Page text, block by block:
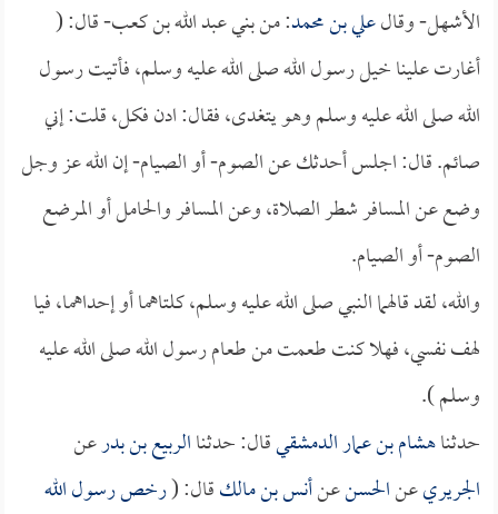
الأشهل- وقالعلي بن محمد: من بني عبد الله بن كعب- قال: (
أغارت علينا خيل رسول الله صلى الله عليه وسلم، فأتيت رسول
الله صلى الله عليه وسلم وهو يتغدى، فقال: ادن فكل، قلت: إني
صائم. قال: اجلس أحدثك عن الصوم- أو الصيام- إن الله عز وجل
وضع عن المسافر شطر الصلاة، وعن المسافر والحامل أو المرضع
الصوم- أو الصيام.
والله، لقد قالهما النبي صلى الله عليه وسلم، كلتاهما أو إحداهما، فيا
لهف نفسي، فهلا كنت طعمت من طعام رسول الله صلى الله عليه
وسلم ).
حدثناهشام بن عمار الدمشقيقال: حدثناالربيع بن بدرعن
الجريريعنالحسنعنأنس بن مالكقال: (رخص رسول الله